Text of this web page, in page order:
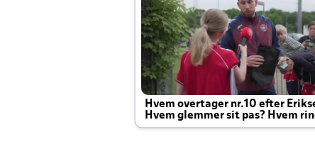
Hvem overtager nr.10 efter
Hvem glemmer sit pas? Hvem
Joachim altid til efter kampe?